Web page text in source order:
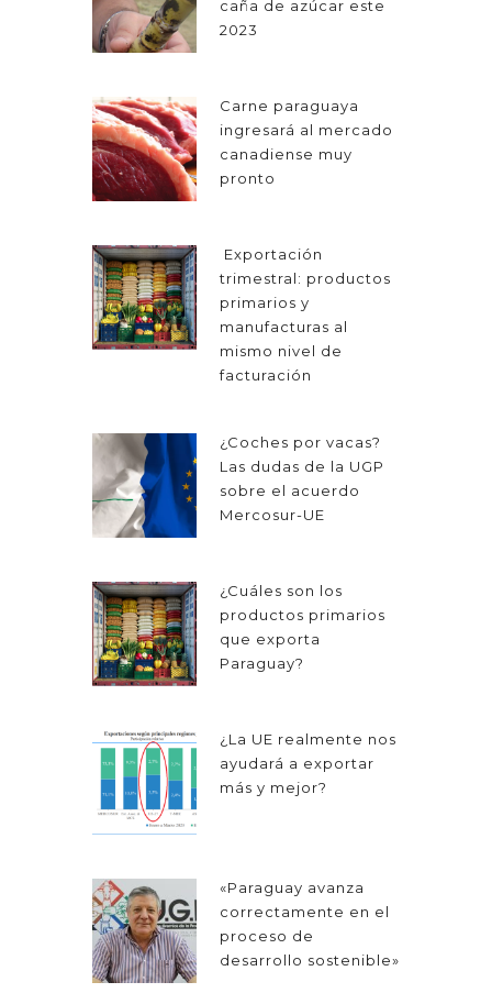
caña de azúcar este
2023
Carne paraguaya
ingresará al mercado
canadiense muy
pronto
Exportación
trimestral: productos
primarios y
manufacturas al
mismo nivel de
facturación
¿Coches por vacas?
Las dudas de la UGP
sobre el acuerdo
Mercosur-UE
¿Cuáles son los
productos primarios
que exporta
Paraguay?
¿La UE realmente nos
ayudará a exportar
más y mejor?
«Paraguay avanza
correctamente en el
proceso de
desarrollo sostenible»